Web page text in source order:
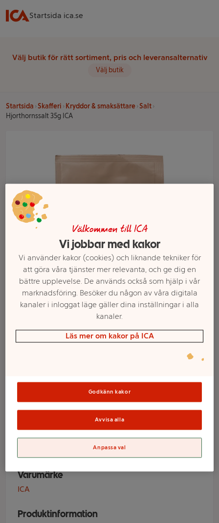
Startsida ica.se
Välj butik för rätt sortiment, pris och leveransalternativ
Välj butik
Startsida Skafferi Kryddor & smaksättare Salt
Hjorthornssalt 35g ICA
Hjorthornssalt 35g
ICA
Varumärke
ICA
Produktinformation
Välkommen till ICA
Vi jobbar med kakor
Vi använder kakor (cookies) och liknande tekniker för
att göra våra tjänster mer relevanta, och ge dig en
bättre upplevelse. De används också som hjälp i vår
marknadsföring. Besöker du någon av våra digitala
kanaler i inloggat läge gäller dina inställningar i alla
kanaler.
Läs mer om kakor på ICA
Godkänn kakor
Avvisa alla
Anpassa val